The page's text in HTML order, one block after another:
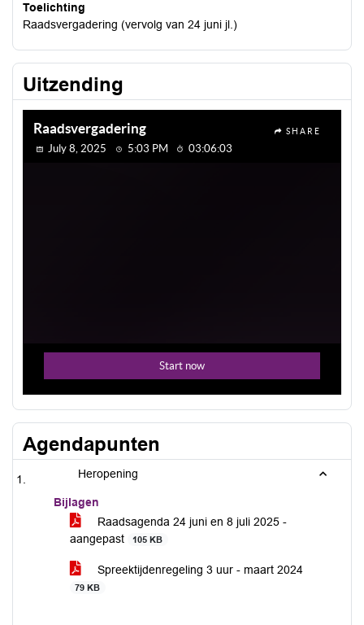
Toelichting
Raadsvergadering (vervolg van 24 juni jl.)
Uitzending
Agendapunten
Heropening
Bijlagen
Raadsagenda 24 juni en 8 juli 2025 -
aangepast
105 KB
Spreektijdenregeling 3 uur - maart 2024
79 KB